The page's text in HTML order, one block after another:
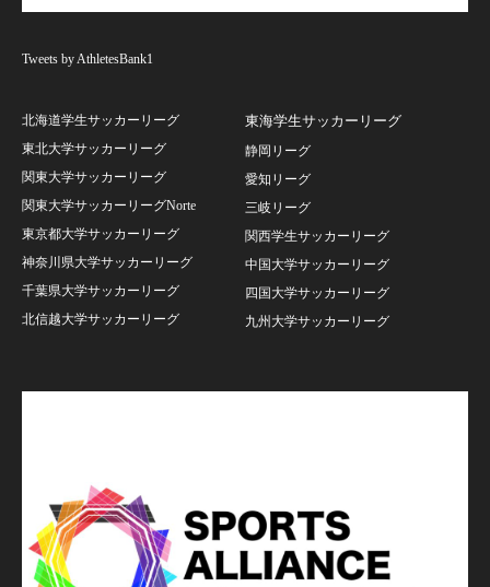
Tweets by AthletesBank1
北海道学生サッカーリーグ
東北大学サッカーリーグ
関東大学サッカーリーグ
関東大学サッカーリーグNorte
東京都大学サッカーリーグ
神奈川県大学サッカーリーグ
千葉県大学サッカーリーグ
北信越大学サッカーリーグ
東海学生サッカーリーグ
静岡リーグ
愛知リーグ
三岐リーグ
関西学生サッカーリーグ
中国大学サッカーリーグ
四国大学サッカーリーグ
九州大学サッカーリーグ